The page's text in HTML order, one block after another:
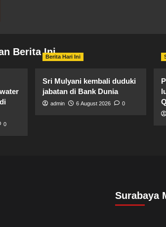
Berita Ini
0
Berita Hari Ini
Sri Mulyani kembali duduki
jabatan di Bank Dunia
admin 6 August 2026 0
Surabaya